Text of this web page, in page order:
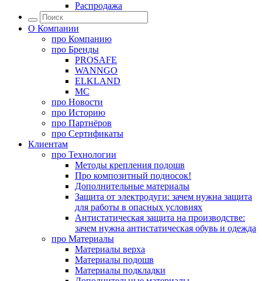
Распродажа
О Компании
про Компанию
про Бренды
PROSAFE
WANNGO
ELKLAND
MC
про Новости
про Историю
про Партнёров
про Сертификаты
Клиентам
про Технологии
Методы крепления подошв
Про композитный подносок!
Дополнительные материалы
Защита от электродуги: зачем нужна защита
для работы в опасных условиях
Антистатическая защита на производстве:
зачем нужна антистатическая обувь и одежда
про Материалы
Материалы верха
Материалы подошв
Материалы подкладки